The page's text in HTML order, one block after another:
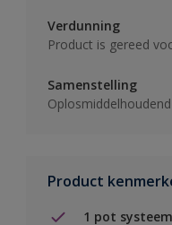
Verdunning
Product is gereed
Samenstelling
Oplosmiddelhoudend
Product
1 pot systeem